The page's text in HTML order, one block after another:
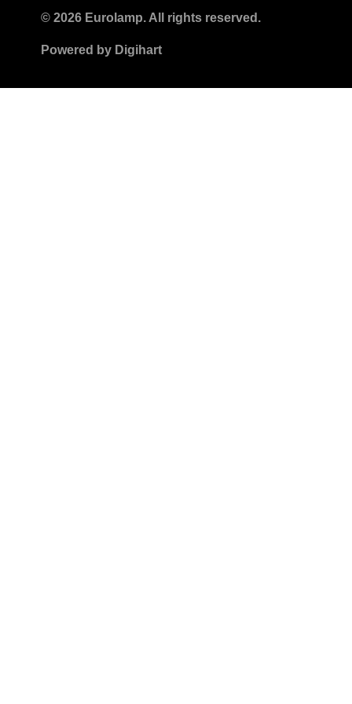
© 2026 Eurolamp. All rights reserved.
Powered by Digihart